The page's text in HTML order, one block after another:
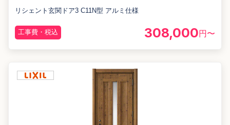
リシェント玄関ドア3 C11N型 アルミ仕様
工事費・税込 308,000円〜